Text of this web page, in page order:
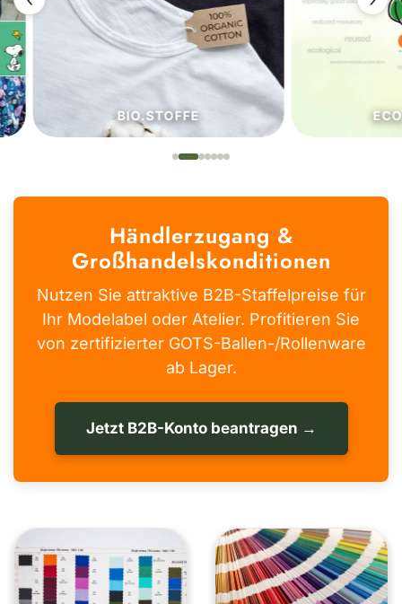
BIO.STOFFE
Händlerzugang &
Großhandelskonditionen
Nutzen Sie attraktive B2B-Staffelpreise für
Ihr Modelabel oder Atelier. Profitieren Sie
von zertifizierter GOTS-Ballen-/Rollenware
ab Lager.
Jetzt B2B-Konto beantragen →